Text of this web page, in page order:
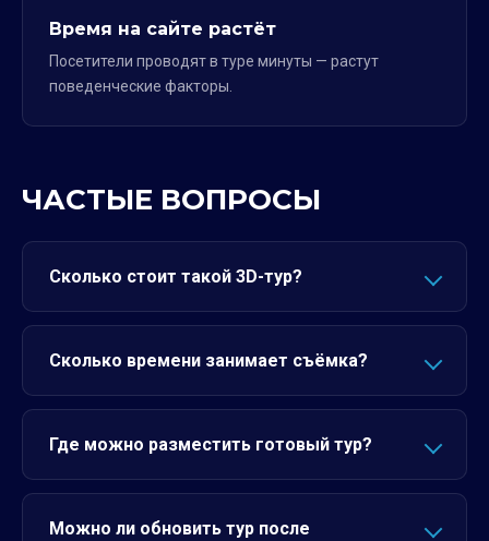
Время на сайте растёт
Посетители проводят в туре минуты — растут
поведенческие факторы.
ЧАСТЫЕ ВОПРОСЫ
Сколько стоит такой 3D-тур?
Сколько времени занимает съёмка?
Где можно разместить готовый тур?
Можно ли обновить тур после